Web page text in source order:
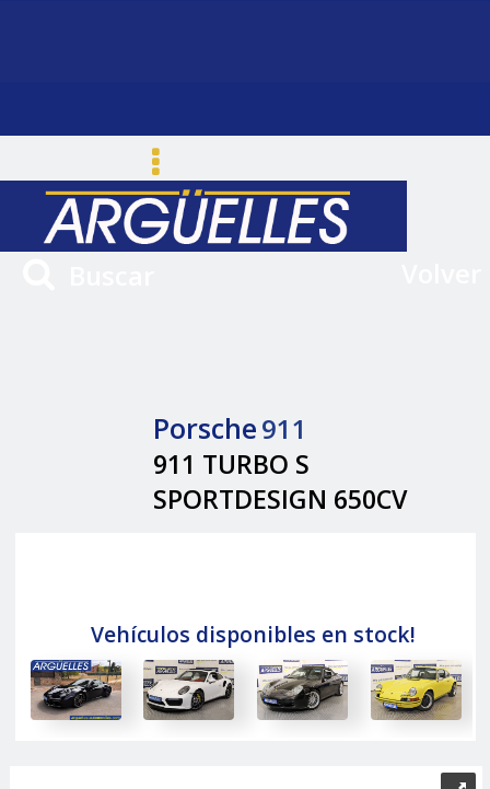
Porsche911
911 TURBO S
SPORTDESIGN 650CV
Vehículos disponibles en stock!